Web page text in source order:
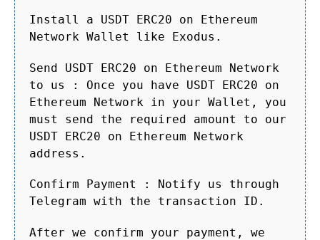
Install a USDT ERC20 on Ethereum
Network Wallet like Exodus.
Send USDT ERC20 on Ethereum Network
to us : Once you have USDT ERC20 on
Ethereum Network in your Wallet, you
must send the required amount to our
USDT ERC20 on Ethereum Network
address.
Confirm Payment : Notify us through
Telegram with the transaction ID.
After we confirm your payment, we